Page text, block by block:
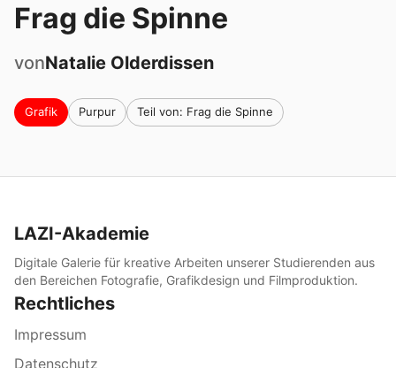
Frag die Spinne
vonNatalie Olderdissen
Grafik Purpur Teil von: Frag die Spinne
LAZI-Akademie
Digitale Galerie für kreative Arbeiten unserer Studierenden aus
den Bereichen Fotografie, Grafikdesign und Filmproduktion.
Rechtliches
Impressum
Datenschutz